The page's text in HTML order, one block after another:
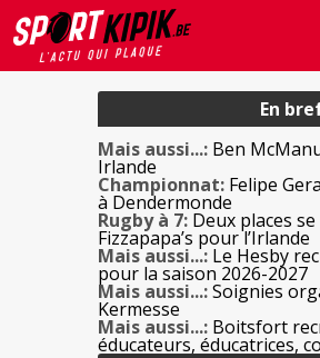
En
Mais aussi...: Ben
Irlande
Championnat: Felipe
à Dendermonde
Rugby à 7: Deux places
Fizzapapa’s pour l’Irlande
Mais aussi...: Le Hesby
pour la saison 2026-2027
Mais aussi...:Soignies
Kermesse
Mais aussi...: Boitsfort
éducateurs, éducatrices,